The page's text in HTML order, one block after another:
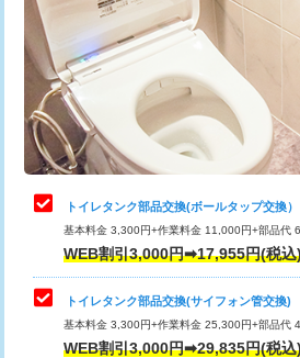
トイレタンク部品交換(ボールタップ交換）
基本料金 3,300円+作業料金 11,000円+部品代
WEB割引3,000円➡17,955円(税込
トイレタンク部品交換(サイフォン管交換)
基本料金 3,300円+作業料金 25,300円+部品代
WEB割引3,000円➡29,835円(税込